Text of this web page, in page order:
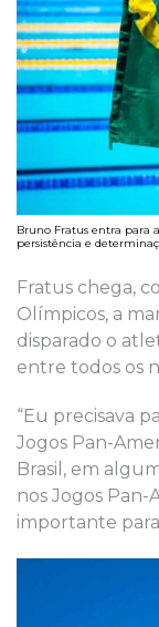
Bruno Fratus entra para
persistência e
Fratus chega,
Olímpicos, a
disparado o
entre todos os
“Eu precisava
Jogos Pan-
Brasil, em
nos Jogos
importante